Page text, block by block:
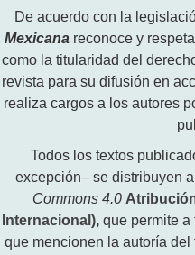
De acuerdo con la
Mexicana reconoce y
como la titularidad del
revista para su difusión en
realiza cargos a los autores
Todos los textos
excepción– se distribuyen
Commons 4.0
Internacional),que permite
que mencionen la autoría